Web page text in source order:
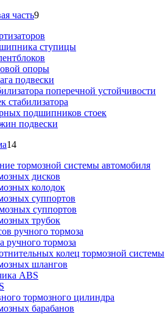
часть9
ступицы
опоры
подвески
поперечной устойчивости
стабилизатора
подшипников стоек
подвески
14
тормозной системы автомобиля
дисков
колодок
суппортов
суппортов
трубок
ручного тормоза
ручного тормоза
колец тормозной системы
шлангов
ABS
тормозного цилиндра
барабанов